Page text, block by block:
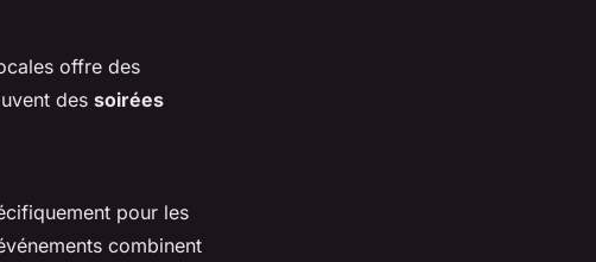
offre des
des soirées
pour les
combinent